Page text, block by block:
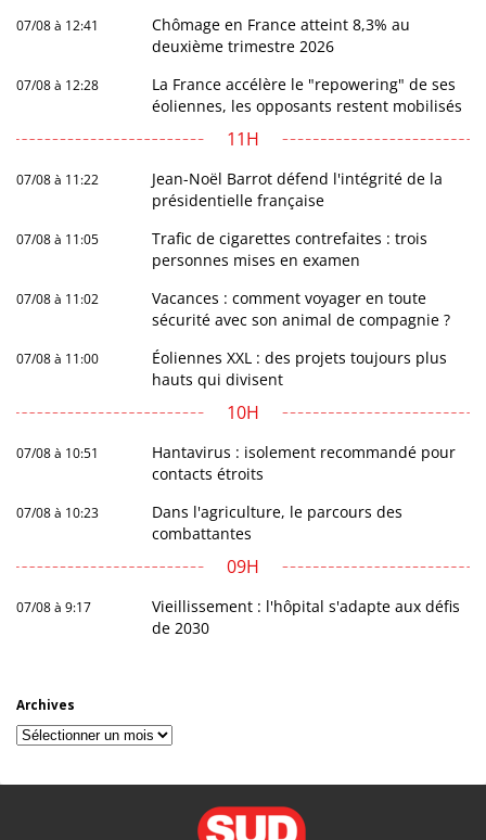
07/08 à 12:41
Chômage en France atteint 8,3% au
deuxième trimestre 2026
07/08 à 12:28
La France accélère le "repowering" de ses
éoliennes, les opposants restent mobilisés
11H
07/08 à 11:22
Jean-Noël Barrot défend l'intégrité de la
présidentielle française
07/08 à 11:05
Trafic de cigarettes contrefaites : trois
personnes mises en examen
07/08 à 11:02
Vacances : comment voyager en toute
sécurité avec son animal de compagnie ?
07/08 à 11:00
Éoliennes XXL : des projets toujours plus
hauts qui divisent
10H
07/08 à 10:51
Hantavirus : isolement recommandé pour
contacts étroits
07/08 à 10:23
Dans l'agriculture, le parcours des
combattantes
09H
07/08 à 9:17
Vieillissement : l'hôpital s'adapte aux défis
de 2030
Archives
Archives